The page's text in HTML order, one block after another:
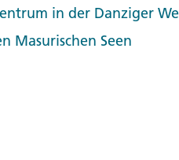
in der Danziger
Masurischen Seen